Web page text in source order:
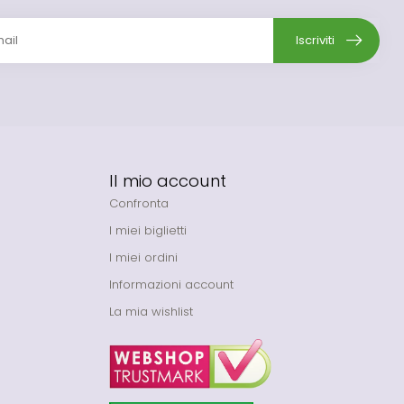
Iscriviti
Il mio account
Confronta
I miei biglietti
I miei ordini
Informazioni account
La mia wishlist